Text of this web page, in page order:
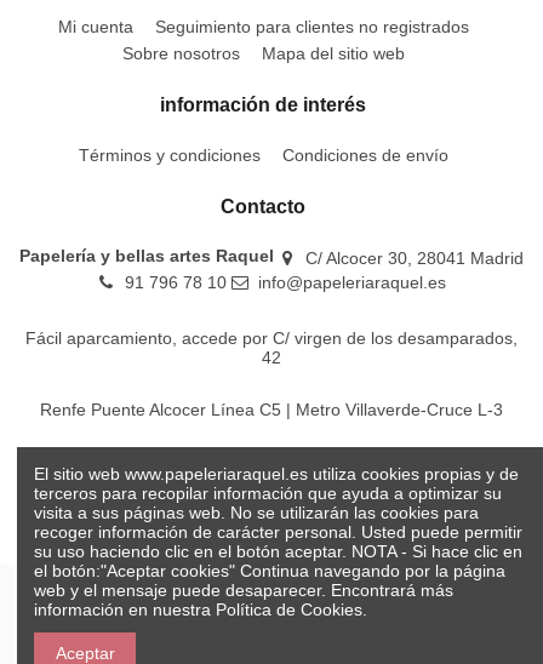
Mi cuenta
Seguimiento para clientes no registrados
Sobre nosotros
Mapa del sitio web
información de interés
Términos y condiciones Condiciones de envío
Contacto
Papelería y bellas artes Raquel
C/ Alcocer 30, 28041 Madrid
91 796 78 10
info@papeleriaraquel.es
Fácil aparcamiento, accede por C/ virgen de los desamparados,
42
Renfe Puente Alcocer Línea C5 | Metro Villaverde-Cruce L-3
El sitio web www.papeleriaraquel.es utiliza cookies propias y de
terceros para recopilar información que ayuda a optimizar su
visita a sus páginas web. No se utilizarán las cookies para
recoger información de carácter personal. Usted puede permitir
su uso haciendo clic en el botón aceptar. NOTA - Si hace clic en
el botón:"Aceptar cookies" Continua navegando por la página
web y el mensaje puede desaparecer. Encontrará más
información en nuestra Política de Cookies.
Aceptar